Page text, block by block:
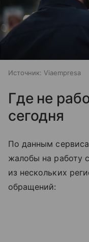
Источник: Viaempresa
Где не
сегодня
По данным
жалобы на работу
из нескольких
обращений: